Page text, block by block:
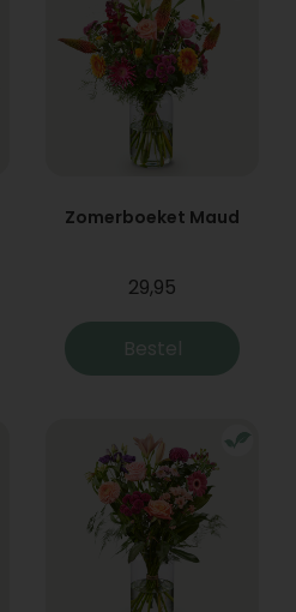
Zomerboeket Maud
29,95
Bestel